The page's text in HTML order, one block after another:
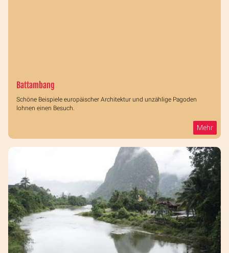
Battambang
Schöne Beispiele europäischer Architektur und unzählige Pagoden
lohnen einen Besuch.
Mehr